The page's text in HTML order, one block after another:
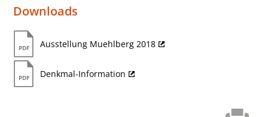
Downloads
Ausstellung Muehlberg 2018
Denkmal-Information